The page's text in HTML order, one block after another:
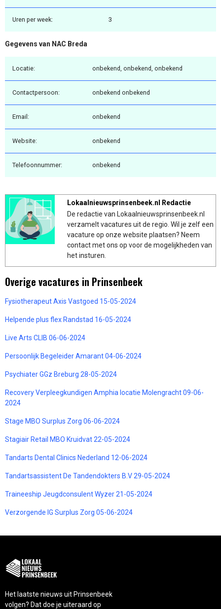
Uren per week: 3
Gegevens van NAC Breda
Locatie: onbekend, onbekend, onbekend
Contactpersoon: onbekend onbekend
Email: onbekend
Website: onbekend
Telefoonnummer: onbekend
Lokaalnieuwsprinsenbeek.nl Redactie
De redactie van Lokaalnieuwsprinsenbeek.nl
verzamelt vacatures uit de regio. Wil je zelf een
vacature op onze website plaatsen? Neem
contact met ons op voor de mogelijkheden van
het insturen.
Overige vacatures in Prinsenbeek
Fysiotherapeut Axis Vastgoed 15-05-2024
Helpende plus flex Randstad 16-05-2024
Live Arts CLIB 06-06-2024
Persoonlijk Begeleider Amarant 04-06-2024
Psychiater GGz Breburg 28-05-2024
Recovery Verpleegkundigen Amphia locatie Molengracht 09-06-
2024
Stage MBO Surplus Zorg 06-06-2024
Stagiair Retail MBO Kruidvat 22-05-2024
Tandarts Dental Clinics Nederland 12-06-2024
Tandartsassistent De Tandendokters B.V 29-05-2024
Traineeship Jeugdconsulent Wyzer 21-05-2024
Verzorgende IG Surplus Zorg 05-06-2024
Het laatste nieuws uit Prinsenbeek
volgen? Dat doe je uiteraard op